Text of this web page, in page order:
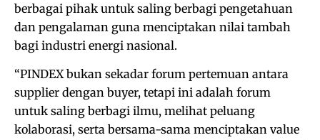
berbagai pihak untuk saling berbagi pengetahuan
dan pengalaman guna menciptakan nilai tambah
bagi industri energi nasional.
“PINDEX bukan sekadar forum pertemuan antara
supplier dengan buyer, tetapi ini adalah forum
untuk saling berbagi ilmu, melihat peluang
kolaborasi, serta bersama-sama menciptakan value